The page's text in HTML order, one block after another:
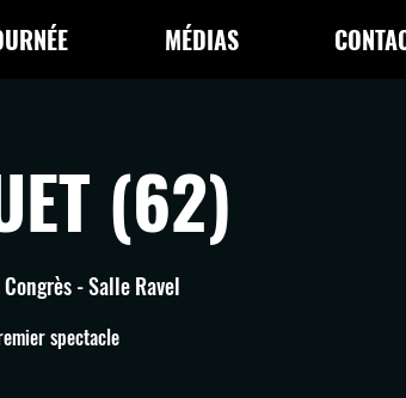
MÉDIAS
(62)
- Salle Ravel
spectacle